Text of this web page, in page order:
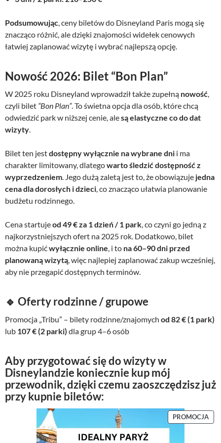
Podsumowując , ceny biletów do Disneyland Paris mogą się
znacząco różnić, ale dzięki znajomości widełek cenowych
łatwiej zaplanować wizytę i wybrać najlepszą opcję.
Nowość 2026: Bilet “Bon Plan”
W 2025 roku Disneyland wprowadził także zupełną nowość
czyli bilet “Bon Plan”. To świetna opcja dla osób, które chcą
odwiedzić park w niższej cenie, alesą elastyczne co do dat
wizyty
Bilet ten jestdostępny wyłącznie na wybrane dni i ma
charakter limitowany, dlategowarto śledzić dostępność z
wyprzedzeniem . Jego dużą zaletą jest to, że obowiązuje jedna
cena dla dorosłych i dzieci , co znacząco ułatwia planowanie
budżetu rodzinnego.
Cena startujeod 49 € za 1 dzień / 1 park , co czyni go jedną z
najkorzystniejszych ofert na 2025 rok. Dodatkowo, bilet
można kupićwyłącznie online , i to na 60–90 dni przed
planowaną wizytą , więc najlepiej zaplanować zakup wcześniej,
aby nie przegapić dostępnych terminów.
🔹 Oferty rodzinne / grupowe
Promocja „Tribu” – bilety rodzinne/znajomych od 82 € (1 park)
lub 107 € (2 parki) dla grup 4–6 osób
Aby przygotować się do wizyty w
Disneylandzie koniecznie kup mój
przewodnik, dzięki czemu zaoszczędzisz już
przy kupnie biletów:
PROMOCJAP
R